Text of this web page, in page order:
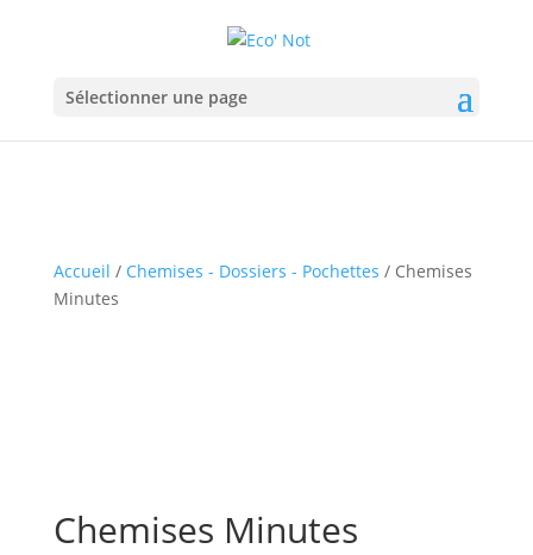
Sélectionner une page
Accueil / Chemises - Dossiers - Pochettes / Chemises
Minutes
Chemises Minutes